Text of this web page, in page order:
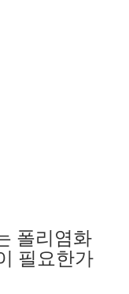
폴리염화
필요한가